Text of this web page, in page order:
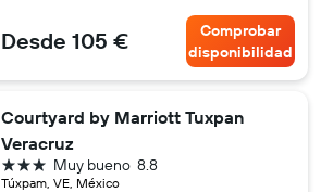
Desde 105 €
Comprobar
disponibilidad
Courtyard by Marriott Tuxpan
Veracruz
Túxpam, VE, México
8.8
Muy bueno
3 estrellas